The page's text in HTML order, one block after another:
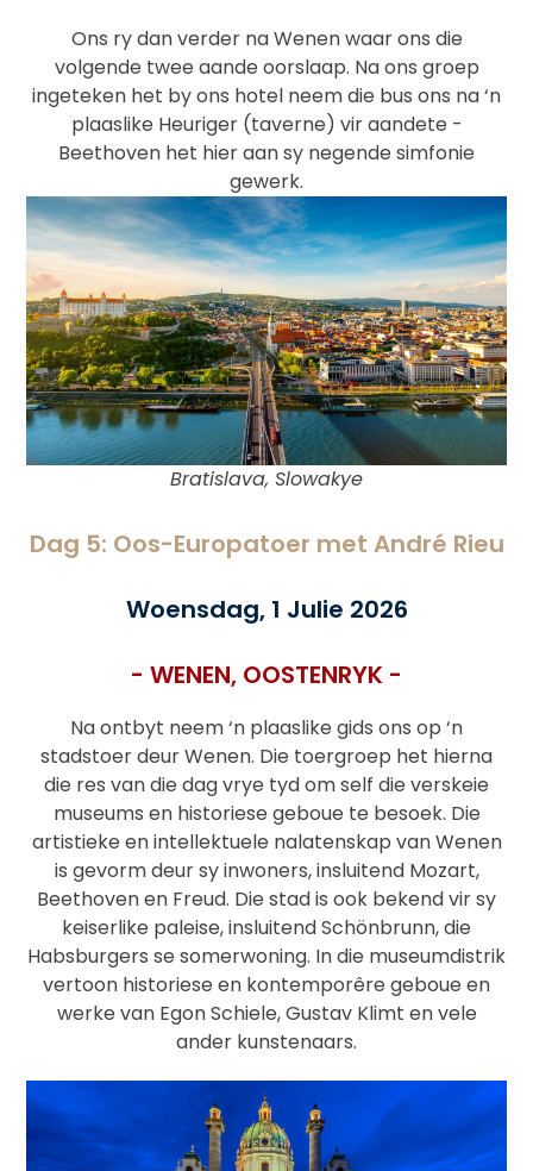
Ons ry dan verder na Wenen waar ons die
volgende twee aande oorslaap. Na ons groep
ingeteken het by ons hotel neem die bus ons na ‘n
plaaslike Heuriger (taverne) vir aandete -
Beethoven het hier aan sy negende simfonie
gewerk.
Bratislava, Slowakye
Dag 5: Oos-Europatoer met André Rieu
Woensdag, 1 Julie 2026
- WENEN, OOSTENRYK -
Na ontbyt neem ‘n plaaslike gids ons op ‘n
stadstoer deur Wenen. Die toergroep het hierna
die res van die dag vrye tyd om self die verskeie
museums en historiese geboue te besoek. Die
artistieke en intellektuele nalatenskap van Wenen
is gevorm deur sy inwoners, insluitend Mozart,
Beethoven en Freud. Die stad is ook bekend vir sy
keiserlike paleise, insluitend Schönbrunn, die
Habsburgers se somerwoning. In die museumdistrik
vertoon historiese en kontemporêre geboue en
werke van Egon Schiele, Gustav Klimt en vele
ander kunstenaars.